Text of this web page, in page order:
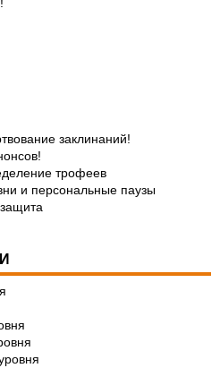
заклинаний!
трофеев
и персональные паузы